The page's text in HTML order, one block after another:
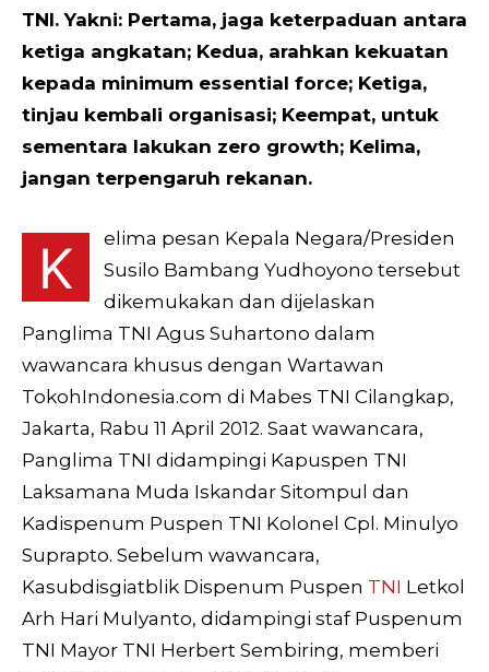
TNI. Yakni: Pertama, jaga keterpaduan antara
ketiga angkatan; Kedua, arahkan kekuatan
kepada minimum essential force; Ketiga,
tinjau kembali organisasi; Keempat, untuk
sementara lakukan zero growth; Kelima,
jangan terpengaruh rekanan.
K
elima pesan Kepala Negara/Presiden
Susilo Bambang Yudhoyono tersebut
dikemukakan dan dijelaskan
Panglima TNI Agus Suhartono dalam
wawancara khusus dengan Wartawan
TokohIndonesia.com di Mabes TNI Cilangkap,
Jakarta, Rabu 11 April 2012. Saat wawancara,
Panglima TNI didampingi Kapuspen TNI
Laksamana Muda Iskandar Sitompul dan
Kadispenum Puspen TNI Kolonel Cpl. Minulyo
Suprapto. Sebelum wawancara,
Kasubdisgiatblik Dispenum Puspen TNI Letkol
Arh Hari Mulyanto, didampingi staf Puspenum
TNI Mayor TNI Herbert Sembiring, memberi